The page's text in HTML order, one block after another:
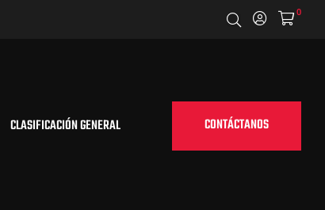
0
CLASIFICACIÓN GENERAL CONTÁCTANOS